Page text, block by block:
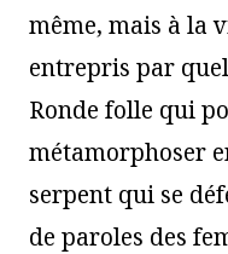
même, mais à la
entrepris par
Ronde folle qui
métamorphoser
serpent qui se
de paroles des